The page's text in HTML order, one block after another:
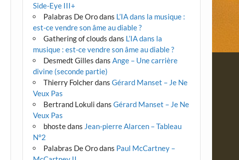
Side-Eye III+
Palabras De Orodans L’IA dans la musique :
est-ce vendre son âme au diable ?
Gathering of clouds dans L’IA dans la
musique : est-ce vendre son âme au diable ?
Desmedt Gilles dansAnge – Une carrière
divine (seconde partie)
Thierry FolcherdansGérard Manset – Je Ne
Veux Pas
Bertrand Lokuli dansGérard Manset – Je Ne
Veux Pas
bhostedans Jean-pierre Alarcen – Tableau
N°2
Palabras De Orodans Paul McCartney –